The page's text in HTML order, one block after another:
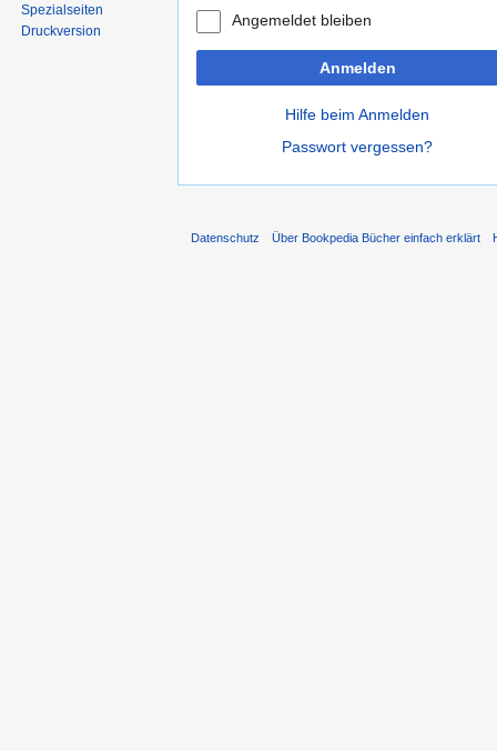
Angemeldet bleiben
Anmelden
Hilfe beim Anmelden
Passwort vergessen?
Spezialseiten
Druckversion
Datenschutz Über Bookpedia Bücher einfach erklärt